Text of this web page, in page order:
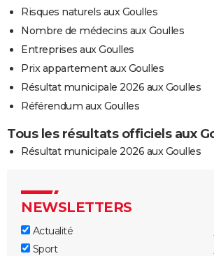
Risques naturels aux Goulles
Nombre de médecins aux Goulles
Entreprises aux Goulles
Prix appartement aux Goulles
Résultat municipale 2026 aux Goulles
Référendum aux Goulles
Tous les résultats officiels aux
Résultat municipale 2026 aux Goulles
NEWSLETTERS
Actualité
Sport